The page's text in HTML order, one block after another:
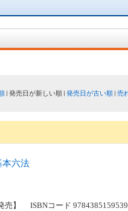
発売日が新しい順 発売日が古い順 売
本六法
売】 ISBNコード 9784385159539